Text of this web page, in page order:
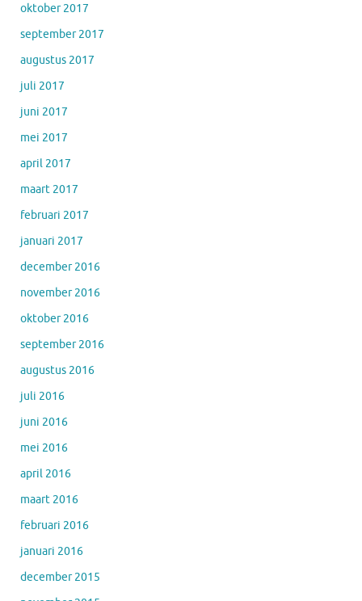
oktober 2017
september 2017
augustus 2017
juli 2017
juni 2017
mei 2017
april 2017
maart 2017
februari 2017
januari 2017
december 2016
november 2016
oktober 2016
september 2016
augustus 2016
juli 2016
juni 2016
mei 2016
april 2016
maart 2016
februari 2016
januari 2016
december 2015